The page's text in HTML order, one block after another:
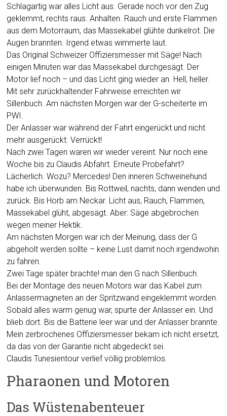
Schlagartig war alles Licht aus. Gerade noch vor den Zug
geklemmt, rechts raus. Anhalten. Rauch und erste Flammen
aus dem Motorraum, das Massekabel glühte dunkelrot. Die
Augen brannten. Irgend etwas wimmerte laut.
Das Original Schweizer Offiziersmesser mit Säge! Nach
einigen Minuten war das Massekabel durchgesägt. Der
Motor lief noch – und das Licht ging wieder an. Hell, heller.
Mit sehr zurückhaltender Fahrweise erreichten wir
Sillenbuch. Am nächsten Morgen war der G-scheiterte im
PWI.
Der Anlasser war während der Fahrt eingerückt und nicht
mehr ausgerückt. Verrückt!
Nach zwei Tagen waren wir wieder vereint. Nur noch eine
Woche bis zu Claudis Abfahrt. Erneute Probefahrt?
Lächerlich. Wozu? Mercedes! Den inneren Schweinehund
habe ich überwunden. Bis Rottweil, nachts, dann wenden und
zurück. Bis Horb am Neckar. Licht aus, Rauch, Flammen,
Massekabel glüht, abgesägt. Aber: Säge abgebrochen
wegen meiner Hektik.
Am nächsten Morgen war ich der Meinung, dass der G
abgeholt werden sollte – keine Lust damit noch irgendwohin
zu fahren.
Zwei Tage später brachte! man den G nach Sillenbuch.
Bei der Montage des neuen Motors war das Kabel zum
Anlassermagneten an der Spritzwand eingeklemmt worden.
Sobald alles warm genug war, spurte der Anlasser ein. Und
blieb dort. Bis die Batterie leer war und der Anlasser brannte.
Mein zerbrochenes Offiziersmesser bekam ich nicht ersetzt,
da das von der Garantie nicht abgedeckt sei.
Claudis Tunesientour verlief völlig problemlos.
Pharaonen und Motoren
Das Wüstenabenteuer